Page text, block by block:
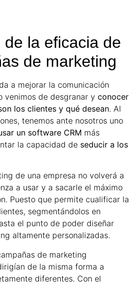
de la eficacia de
de marketing
a mejorar la comunicación
venimos de desgranar y conocer
los clientes y qué desean. Al
tenemos ante nosotros uno
un software CRM más
la capacidad de seducir a los
de una empresa no volverá a
a usar y a sacarle el máximo
Puesto que permite cualificar la
segmentándolos en
el punto de poder diseñar
altamente personalizadas.
de marketing
de la misma forma a
diferentes. Con el